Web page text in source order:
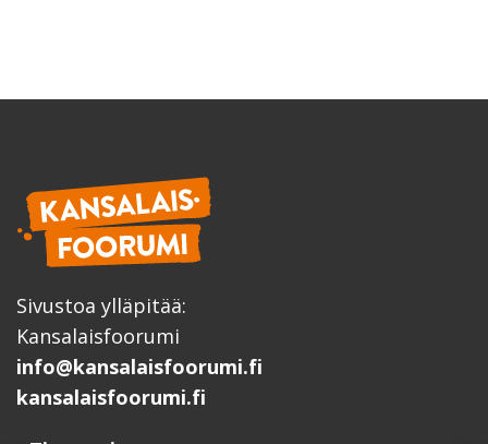
Sivustoa ylläpitää:
Kansalaisfoorumi
info@kansalaisfoorumi.fi
kansalaisfoorumi.fi